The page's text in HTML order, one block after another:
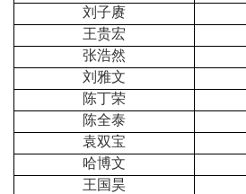
刘子赓
王贵宏
张浩然
刘雅文
陈丁荣
陈全泰
袁双宝
哈博文
王国昊